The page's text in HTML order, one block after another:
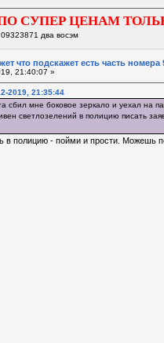
СУПЕР ЦЕНАМ
два восэм
что подскажет есть часть
21:40:07 »
2019, 21:35:44
сбил мне боковое зеркало и уехал на
светлозелений в полицию писать
в полицию - пойми и прости. Можешь